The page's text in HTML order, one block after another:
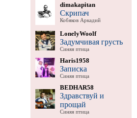
dimakapitan
Скрипач
Кобяков Аркадий
LonelyWoolf
Задумчивая грусть
Синяя птица
Haris1958
Записка
Синяя птица
BEDHAR58
Здравствуй и
прощай
Синяя птица